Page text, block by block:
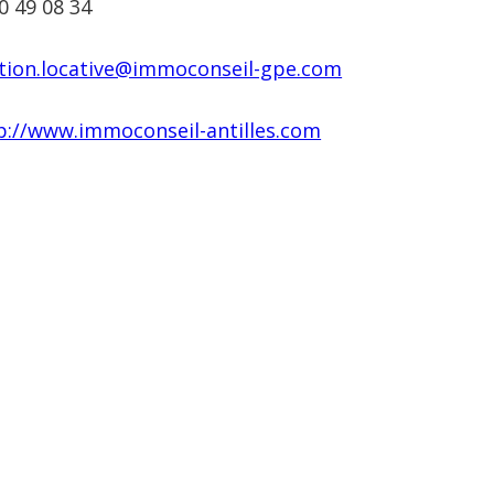
49 08 34
gpe.com
www.immoconseil-antilles.com